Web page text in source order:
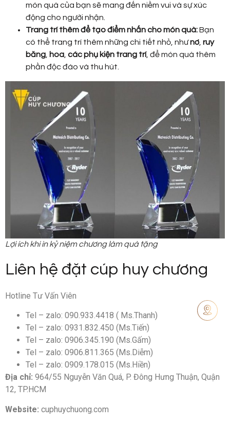
món quà của bạn sẽ mang đến niềm vui và sự xúc
động cho người nhận.
Trang trí thêm để tạo điểm nhấn cho món quà:Bạn
có thể trang trí thêm những chi tiết nhỏ, nhưnơ, ruy
băng hoa các phụ kiện trang trí, để món quà thêm
phần độc đáo và thu hút.
Lợi ích khi in kỷ niệm chương làm quà tặng
Liên hệ đặt cúp huy chương
Hotline Tư Vấn Viên
Tel – zalo: 090.933.4418 ( Ms.Thanh)
Tel – zalo: 0931.832.450 (Ms.Tiến)
Tel – zalo: 0906.345.190 (Ms.Gấm)
Tel – zalo: 0906.811.365 (Ms.Diễm)
Tel – zalo: 0909.178.015 (Ms.Hiền)
Địa chỉ: 964/55 Nguyễn Văn Quá, P. Đông Hưng Thuận, Quận
12, TP.HCM
Website: cuphuychuong.com